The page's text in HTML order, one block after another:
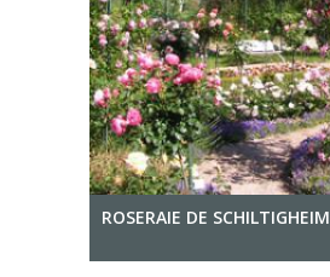
ROSERAIE DE SCHILTIGHEIM